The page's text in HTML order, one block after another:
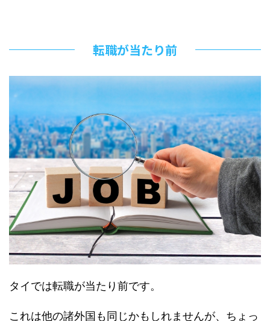
転職が当たり前
タイでは転職が当たり前です。
これは他の諸外国も同じかもしれませんが、ちょっ